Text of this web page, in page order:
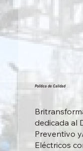
Política de Calidad
dedicada al
Preventivo
Eléctricos